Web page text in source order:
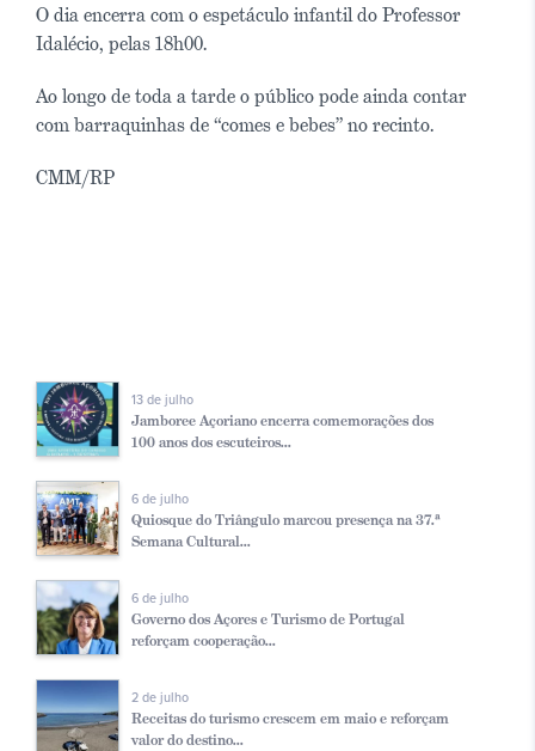
O dia encerra com o espetáculo infantil do Professor
Idalécio, pelas 18h00.
Ao longo de toda a tarde o público pode ainda contar
com barraquinhas de “comes e bebes” no recinto.
CMM/RP
13 de julho
Jamboree Açoriano encerra comemorações dos
100 anos dos escuteiros...
6 de julho
Quiosque do Triângulo marcou presença na 37.ª
Semana Cultural...
6 de julho
Governo dos Açores e Turismo de Portugal
reforçam cooperação...
2 de julho
Receitas do turismo crescem em maio e reforçam
valor do destino...